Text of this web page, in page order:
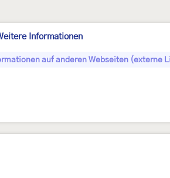
Informationen
auf anderen Webseiten (externe